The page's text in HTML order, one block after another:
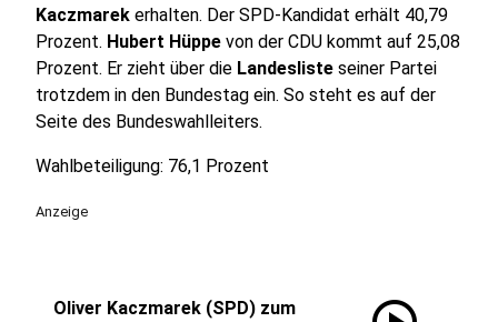
Kaczmarek erhalten. Der SPD-Kandidat erhält 40,79
Prozent. Hubert Hüppe von der CDU kommt auf 25,08
Prozent. Er zieht über die Landesliste seiner Partei
trotzdem in den Bundestag ein. So steht es auf der
Seite des Bundeswahlleiters.
Wahlbeteiligung: 76,1 Prozent
Anzeige
Oliver Kaczmarek (SPD) zum